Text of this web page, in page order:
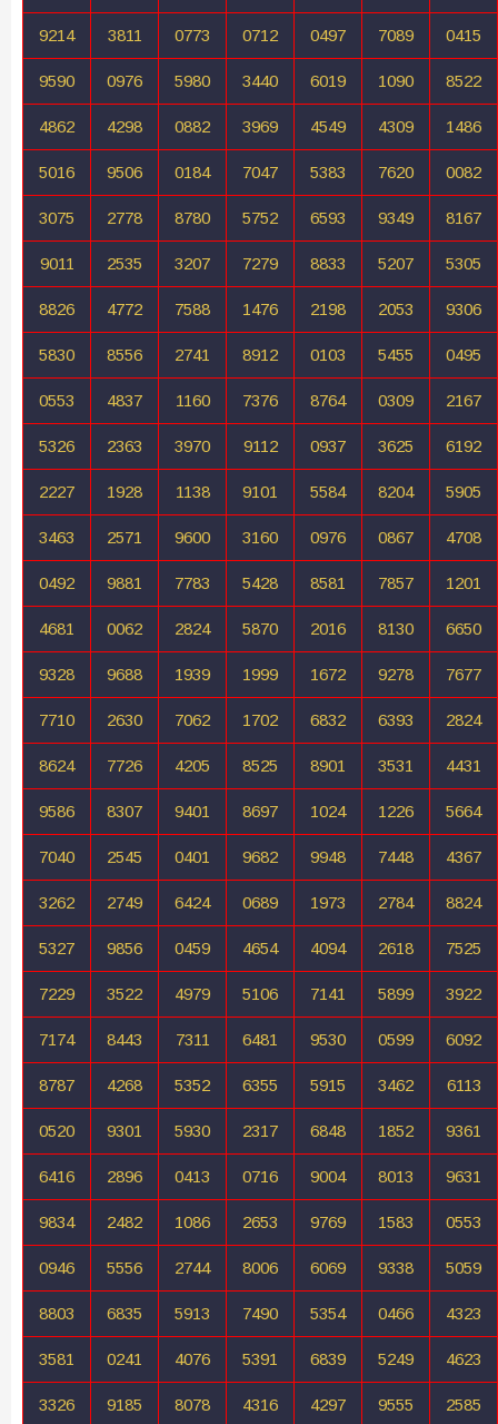
9214 3811 0773 0712 0497 7089 0415
9590 0976 5980 3440 6019 1090 8522
4862 4298 0882 3969 4549 4309 1486
5016 9506 0184 7047 5383 7620 0082
3075 2778 8780 5752 6593 9349 8167
9011 2535 3207 7279 8833 5207 5305
8826 4772 7588 1476 2198 2053 9306
5830 8556 2741 8912 0103 5455 0495
0553 4837 1160 7376 8764 0309 2167
5326 2363 3970 9112 0937 3625 6192
2227 1928 1138 9101 5584 8204 5905
3463 2571 9600 3160 0976 0867 4708
0492 9881 7783 5428 8581 7857 1201
4681 0062 2824 5870 2016 8130 6650
9328 9688 1939 1999 1672 9278 7677
7710 2630 7062 1702 6832 6393 2824
8624 7726 4205 8525 8901 3531 4431
9586 8307 9401 8697 1024 1226 5664
7040 2545 0401 9682 9948 7448 4367
3262 2749 6424 0689 1973 2784 8824
5327 9856 0459 4654 4094 2618 7525
7229 3522 4979 5106 7141 5899 3922
7174 8443 7311 6481 9530 0599 6092
8787 4268 5352 6355 5915 3462 6113
0520 9301 5930 2317 6848 1852 9361
6416 2896 0413 0716 9004 8013 9631
9834 2482 1086 2653 9769 1583 0553
0946 5556 2744 8006 6069 9338 5059
8803 6835 5913 7490 5354 0466 4323
3581 0241 4076 5391 6839 5249 4623
3326 9185 8078 4316 4297 9555 2585